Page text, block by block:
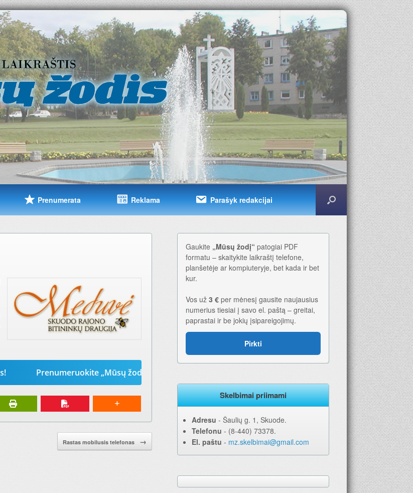
Prenumerata Reklama Parašyk redakcijai
Prenumeruokite „Mūsų žodį“ 2026-iems metams. Geriausia dovana – laikraštis!
Rastas mobilusis telefonas →
Gaukite „Mūsų žodį“ patogiai PDF
formatu – skaitykite laikraštį telefone,
planšetėje ar kompiuteryje, bet kada ir bet
kur.
Vos už 3 € per mėnesį gausite naujausius
numerius tiesiai į savo el. paštą – greitai,
paprastai ir be jokių įsipareigojimų.
Pirkti
Skelbimai priimami
Adresu ‐ Šaulių g. 1, Skuode.
Telefonu ‐ (8-440) 73378.
El. paštu ‐ mz.skelbimai@gmail.com